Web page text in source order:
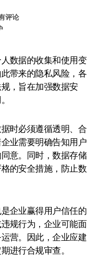
评论
带来的隐私风险，各
，旨在加强数据安
时必须遵循透明、合
业需要明确告知用户
意。同时，数据存储
的安全措施，防止数
企业赢得用户信任的
规行为，企业可能面
营。因此，企业应建
进行合规审查。